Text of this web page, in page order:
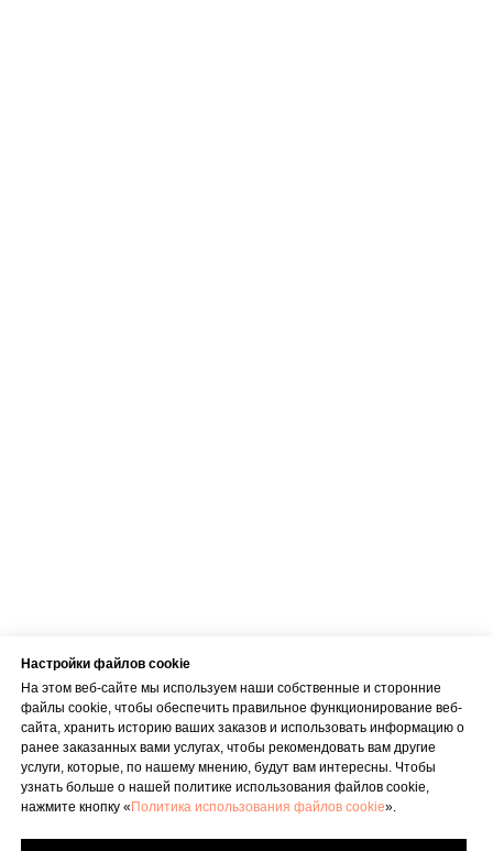
Настройки файлов cookie
На этом веб-сайте мы используем наши собственные и сторонние
файлы cookie, чтобы обеспечить правильное функционирование веб-
сайта, хранить историю ваших заказов и использовать информацию о
ранее заказанных вами услугах, чтобы рекомендовать вам другие
услуги, которые, по нашему мнению, будут вам интересны. Чтобы
узнать больше о нашей политике использования файлов cookie,
нажмите кнопку « Политика использования файлов cookie».